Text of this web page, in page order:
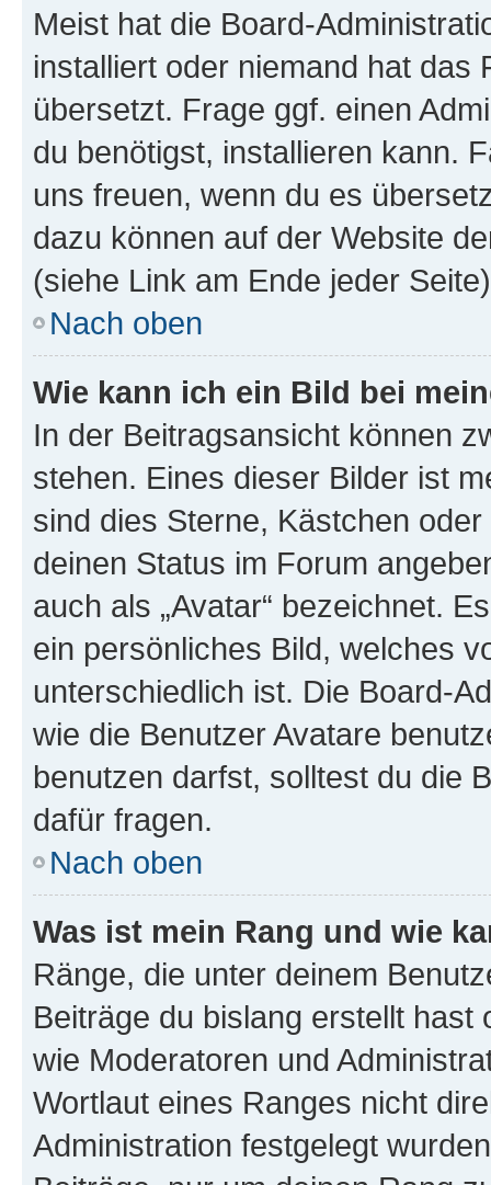
Meist hat die Board-
installiert oder niemand hat das
übersetzt. Frage ggf. einen
du benötigst, installieren kann.
uns freuen, wenn du es
dazu können auf der Website
(siehe Link am Ende jeder
Nach oben
Wie kann ich ein Bild bei
In der Beitragsansicht können
stehen. Eines dieser Bilder ist
sind dies Sterne, Kästchen
deinen Status im Forum
auch als „Avatar“ bezeichnet.
ein persönliches Bild, welches
unterschiedlich ist. Die Board-
wie die Benutzer Avatare
benutzen darfst, solltest du die
dafür fragen.
Nach oben
Was ist mein Rang und wie
Ränge, die unter deinem
Beiträge du bislang erstellt
wie Moderatoren und
Wortlaut eines Ranges nicht
Administration festgelegt